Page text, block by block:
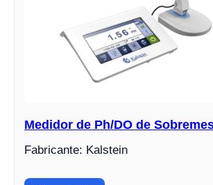
Medidor de Ph/DO de
Fabricante: Kalstein